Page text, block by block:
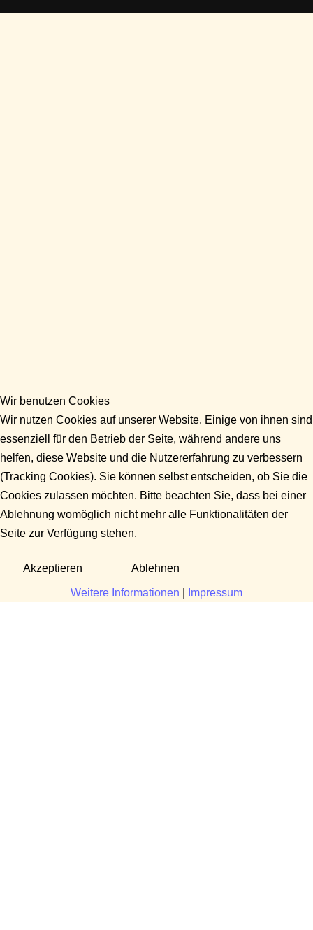
Wir benutzen Cookies
Wir nutzen Cookies auf unserer Website. Einige von ihnen sind
essenziell für den Betrieb der Seite, während andere uns
helfen, diese Website und die Nutzererfahrung zu verbessern
(Tracking Cookies). Sie können selbst entscheiden, ob Sie die
Cookies zulassen möchten. Bitte beachten Sie, dass bei einer
Ablehnung womöglich nicht mehr alle Funktionalitäten der
Seite zur Verfügung stehen.
Akzeptieren Ablehnen
Weitere Informationen Impressum